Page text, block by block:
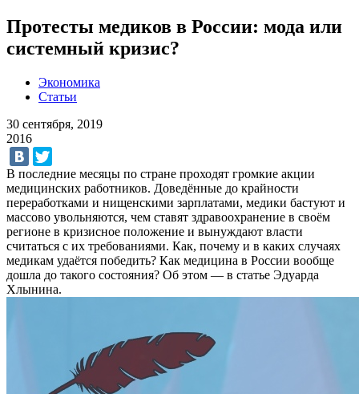
Протесты медиков в России: мода или
системный кризис?
Экономика
Статьи
30 сентября, 2019
2016
В последние месяцы по стране проходят громкие акции
медицинских работников. Доведённые до крайности
переработками и нищенскими зарплатами, медики бастуют и
массово увольняются, чем ставят здравоохранение в своём
регионе в кризисное положение и вынуждают власти
считаться с их требованиями. Как, почему и в каких случаях
медикам удаётся победить? Как медицина в России вообще
дошла до такого состояния? Об этом — в статье Эдуарда
Хлынина.